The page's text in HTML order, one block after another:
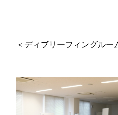
＜ディブリーフィングルー